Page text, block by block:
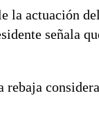
la actuación
señala